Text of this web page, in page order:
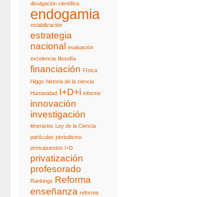
divulgación científica
endogamia
estabilización
estrategia
nacional
evaluación
excelencia filosofía
financiación Física
Higgs historia de la ciencia
Humanidad I+D+i informe
innovación
investigación
itinerarios Ley de la Ciencia
partículas periodismo
presupuestos I+D
privatización
profesorado
Rankings Reforma
enseñanza reforma